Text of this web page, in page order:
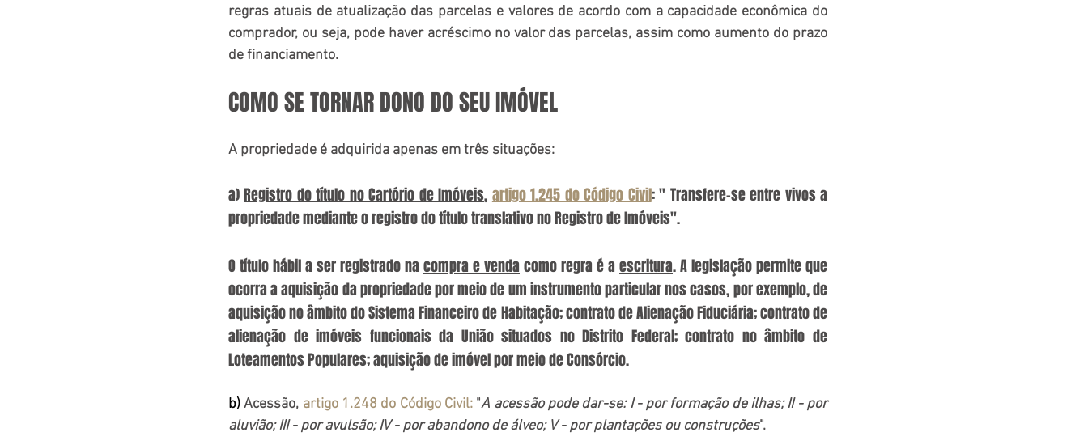
regras atuais de atualização das parcelas e valores de acordo com a capacidade econômica do
comprador, ou seja, pode haver acréscimo no valor das parcelas, assim como aumento do prazo
de financiamento.
COMO SE TORNAR DONO DO SEU IMÓVEL
A propriedade é adquirida apenas em três situações:
a) Registro do título no Cartório de Imóveis, artigo 1.245 do Código Civil: " Transfere-se entre vivos a
propriedade mediante o registro do título translativo no Registro de Imóveis".
O título hábil a ser registrado na compra e venda como regra é a escritura. A legislação permite que
ocorra a aquisição da propriedade por meio de um instrumento particular nos casos, por exemplo, de
aquisição no âmbito do Sistema Financeiro de Habitação; contrato de Alienação Fiduciária; contrato de
alienação de imóveis funcionais da União situados no Distrito Federal; contrato no âmbito de
Loteamentos Populares; aquisição de imóvel por meio de Consórcio.
b) Acessão, artigo 1.248 do Código Civil: "A acessão pode dar-se: I - por formação de ilhas; II - por
aluvião; III - por avulsão; IV - por abandono de álveo; V - por plantações ou construções".